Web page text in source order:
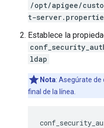
/opt/apigee/
t-
Establece la
ldap
Nota: Asegúrate de
final de la línea.